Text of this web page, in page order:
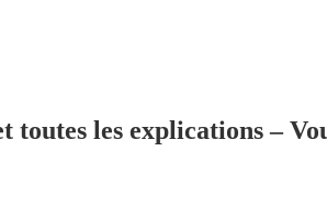
les explications –